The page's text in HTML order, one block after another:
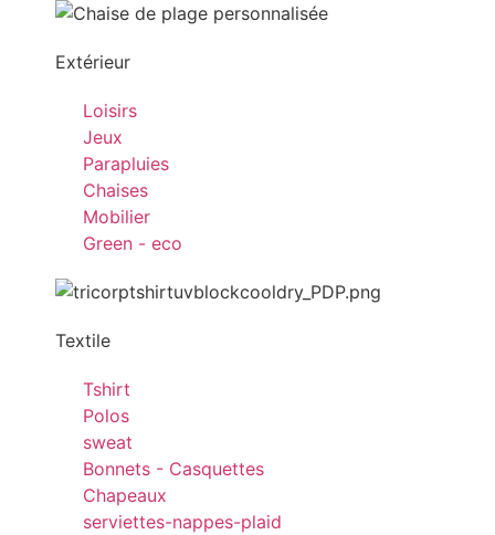
Extérieur
Loisirs
Jeux
Parapluies
Chaises
Mobilier
Green - eco
Textile
Tshirt
Polos
sweat
Bonnets - Casquettes
Chapeaux
serviettes-nappes-plaid